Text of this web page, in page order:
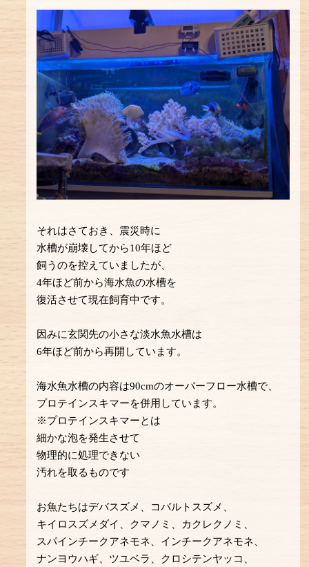
それはさておき、震災時に
水槽が崩壊してから10年ほど
飼うのを控えていましたが、
4年ほど前から海水魚の水槽を
復活させて現在飼育中です。
因みに玄関先の小さな淡水魚水槽は
6年ほど前から再開しています。
海水魚水槽の内容は90cmのオーバーフロー水槽で、
プロテインスキマーを併用しています。
※プロテインスキマーとは
細かな泡を発生させて
物理的に処理できない
汚れを取るものです
お魚たちはデバスズメ、コバルトスズメ、
キイロスズメダイ、クマノミ、カクレクノミ、
スパインチークアネモネ、インチークアネモネ、
ナンヨウハギ、ツユベラ、クロシテンヤッコ、